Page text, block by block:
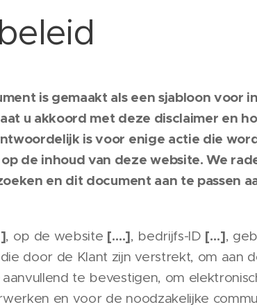
is gemaakt als een sjabloon voor
u akkoord met deze disclaimer en
is voor enige actie die
de inhoud van deze website. We
en dit document aan te passen
, op de website [….], bedrijfs-ID […],
door de Klant zijn verstrekt, om aan
te bevestigen, om
en voor de noodzakelijke